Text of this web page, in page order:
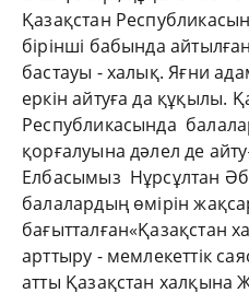
Қазақстан
бірінші бабында
бастауы - халық. Яғни
еркін айтуға да құқылы.
Республикасында
қорғалуына дәлел де
Елбасымыз Нұрсұлтан
балалардың өмірін
бағытталған«Қазақстан
арттыру - мемлекеттік
атты Қазақстан халқына